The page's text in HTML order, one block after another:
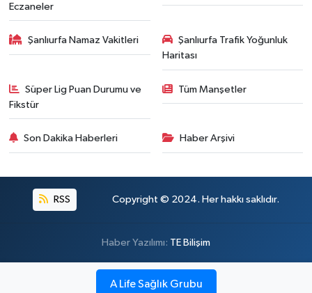
Eczaneler
Şanlıurfa Namaz Vakitleri
Şanlıurfa Trafik Yoğunluk
Haritası
Süper Lig Puan Durumu ve
Fikstür
Tüm Manşetler
Son Dakika Haberleri Haber Arşivi
RSS Copyright © 2024. Her hakkı saklıdır.
Haber Yazılımı: TE Bilişim
A Life Sağlık Grubu